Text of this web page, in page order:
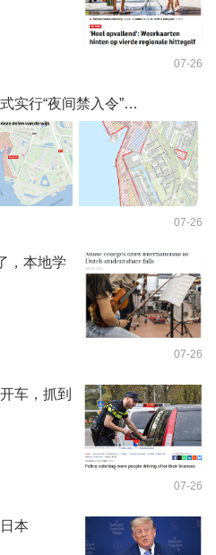
07-26
实行“夜间禁入令”…
07-26
，本地学
07-26
车，抓到
07-26
本